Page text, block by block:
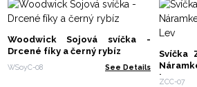
Woodwick Sojová svíčka -
Drcené fíky a černý rybíz
WSoyC-08 See Details
Svíčka
Lev
ZCC-07